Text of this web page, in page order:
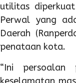
utilitas
Perwal yang
Daerah
penataan kota.
“Ini persoalan